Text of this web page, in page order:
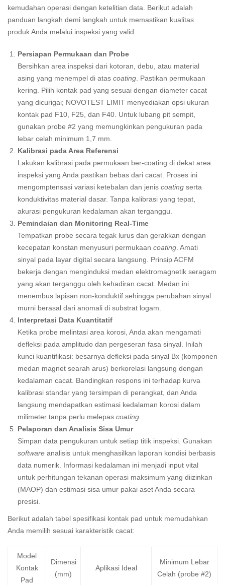
kemudahan operasi dengan ketelitian data. Berikut adalah
panduan langkah demi langkah untuk memastikan kualitas
produk Anda melalui inspeksi yang valid:
Persiapan Permukaan dan Probe
Bersihkan area inspeksi dari kotoran, debu, atau material
asing yang menempel di atas coating . Pastikan permukaan
kering. Pilih kontak pad yang sesuai dengan diameter cacat
yang dicurigai; NOVOTEST LIMIT menyediakan opsi ukuran
kontak pad F10, F25, dan F40. Untuk lubang pit sempit,
gunakan probe #2 yang memungkinkan pengukuran pada
lebar celah minimum 1,7 mm.
Kalibrasi pada Area Referensi
Lakukan kalibrasi pada permukaan ber-coating di dekat area
inspeksi yang Anda pastikan bebas dari cacat. Proses ini
mengomptensasi variasi ketebalan dan jenis coating serta
konduktivitas material dasar. Tanpa kalibrasi yang tepat,
akurasi pengukuran kedalaman akan terganggu.
Pemindaian dan Monitoring Real-Time
Tempatkan probe secara tegak lurus dan gerakkan dengan
kecepatan konstan menyusuri permukaan coating . Amati
sinyal pada layar digital secara langsung. Prinsip ACFM
bekerja dengan menginduksi medan elektromagnetik seragam
yang akan terganggu oleh kehadiran cacat. Medan ini
menembus lapisan non-konduktif sehingga perubahan sinyal
murni berasal dari anomali di substrat logam.
Interpretasi Data Kuantitatif
Ketika probe melintasi area korosi, Anda akan mengamati
defleksi pada amplitudo dan pergeseran fasa sinyal. Inilah
kunci kuantifikasi: besarnya defleksi pada sinyal Bx (komponen
medan magnet searah arus) berkorelasi langsung dengan
kedalaman cacat. Bandingkan respons ini terhadap kurva
kalibrasi standar yang tersimpan di perangkat, dan Anda
langsung mendapatkan estimasi kedalaman korosi dalam
milimeter tanpa perlu melepas coating
Pelaporan dan Analisis Sisa Umur
Simpan data pengukuran untuk setiap titik inspeksi. Gunakan
software analisis untuk menghasilkan laporan kondisi berbasis
data numerik. Informasi kedalaman ini menjadi input vital
untuk perhitungan tekanan operasi maksimum yang diizinkan
(MAOP) dan estimasi sisa umur pakai aset Anda secara
presisi.
Berikut adalah tabel spesifikasi kontak pad untuk memudahkan
Anda memilih sesuai karakteristik cacat:
Model
Kontak
Pad
Dimensi
(mm)
Aplikasi Ideal
Minimum Lebar
Celah (probe #2)